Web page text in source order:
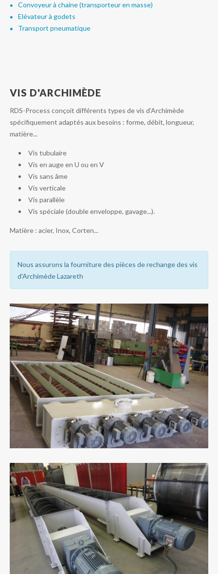
Convoyeur à chaine (transporteur en masse)
Elévateur à godets
Transport pneumatique
VIS D'ARCHIMÈDE
RDS-Process conçoit différents types de vis d’Archimède
spécifiquement adaptés aux besoins : forme, débit, longueur,
matière...
Vis tubulaire
Vis en auge en U ou en V
Vis sans âme
Vis verticale
Vis parallèle
Vis spéciale (double enveloppe, gavage...).
Matière : acier, Inox, Corten...
Nous assurons la fourniture des pièces de rechange des vis
d'Archimède Lazareth